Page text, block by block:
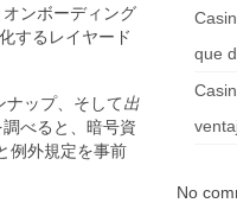
オンボーディング
するレイヤード
ップ、そして出
べると、暗号資
例外規定を事前
que
No